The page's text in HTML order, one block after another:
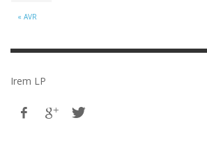
« AVR
Irem LP